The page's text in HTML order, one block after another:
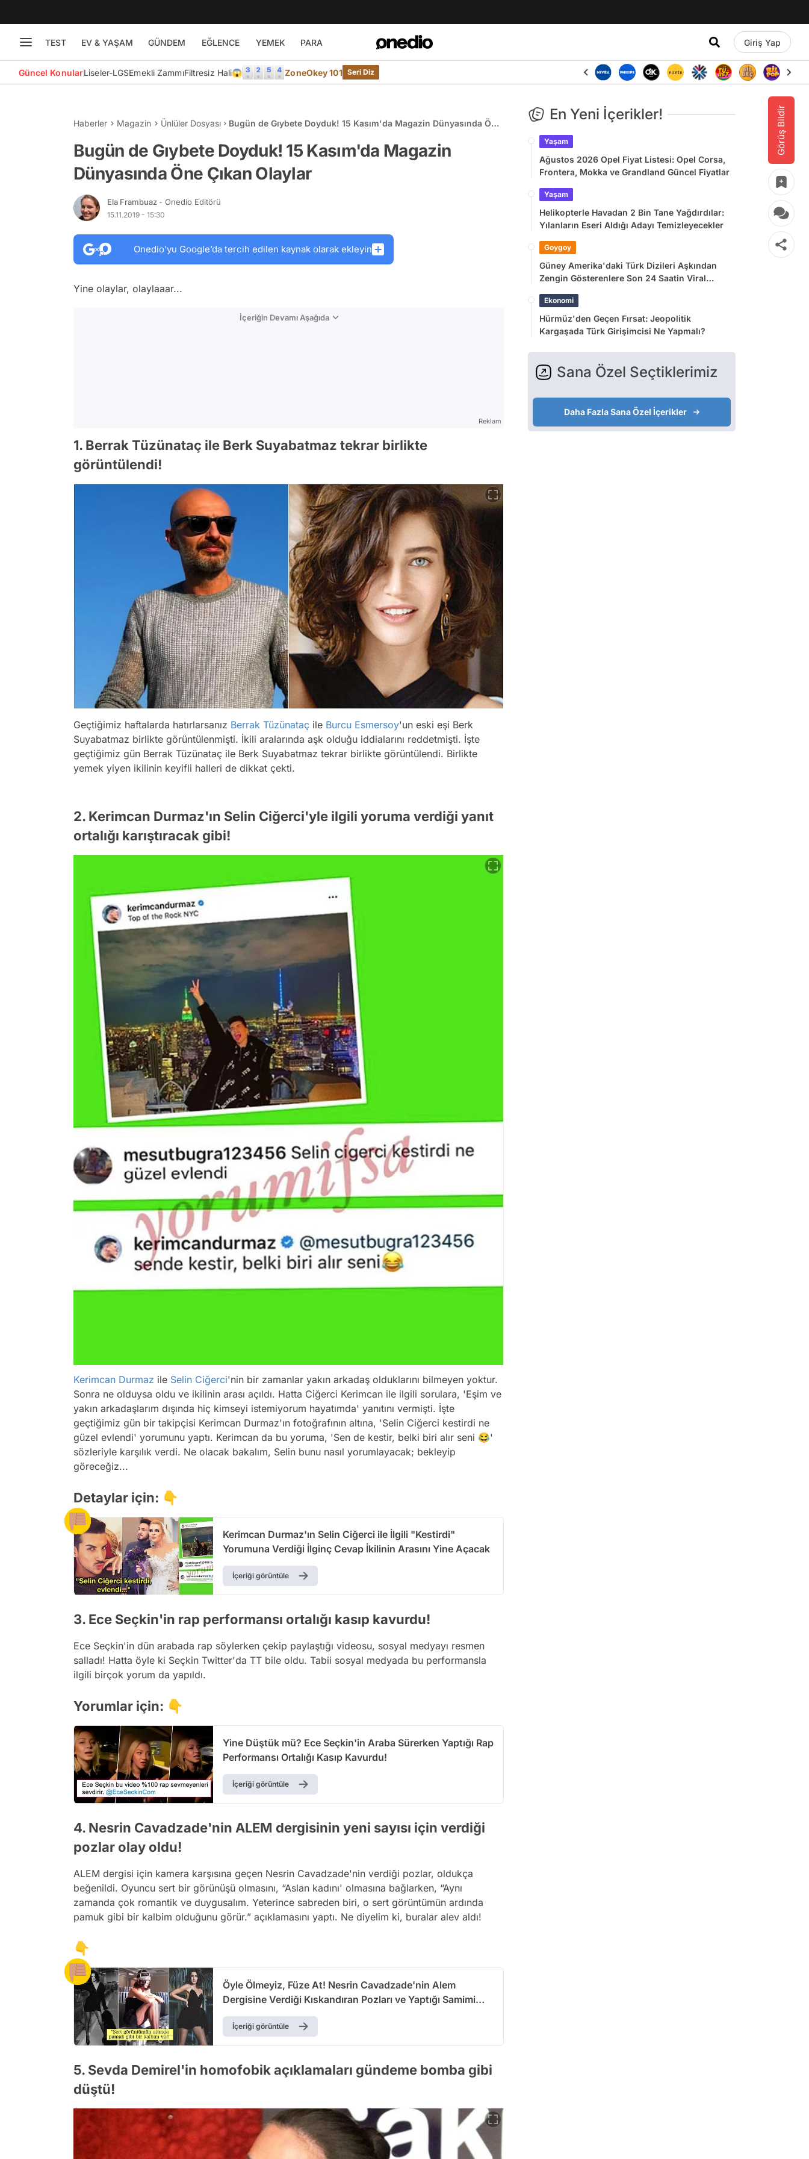
TEST EV & YAŞAM GÜNDEM EĞLENCE YEMEK PARA Giriş Yap
Güncel KonularLiseler-LGSEmekli ZammıFiltresiz Hali😱 ZoneOkey 101 Seri Diz
Görüş Bildir
Haberler Magazin Ünlüler Dosyası
Bugün de Gıybete Doyduk! 15 Kasım'da Magazin Dünyasında Öne
Bugün de Gıybete Doyduk! 15 Kasım'da Magazin
Dünyasında Öne Çıkan Olaylar
Ela Frambuaz - Onedio Editörü
15.11.2019 - 15:30
Onedio’yu Google’da tercih edilen kaynak olarak ekleyin
Yine olaylar, olaylaaar...
İçeriğin Devamı Aşağıda
Reklam
1. Berrak Tüzünataç ile Berk Suyabatmaz tekrar birlikte
görüntülendi!
Geçtiğimiz haftalarda hatırlarsanız Berrak Tüzünataç ile Burcu Esmersoy'un eski eşi Berk
Suyabatmaz birlikte görüntülenmişti. İkili aralarında aşk olduğu iddialarını reddetmişti. İşte
geçtiğimiz gün Berrak Tüzünataç ile Berk Suyabatmaz tekrar birlikte görüntülendi. Birlikte
yemek yiyen ikilinin keyifli halleri de dikkat çekti.
2. Kerimcan Durmaz'ın Selin Ciğerci'yle ilgili yoruma verdiği yanıt
ortalığı karıştıracak gibi!
Kerimcan Durmaz ile Selin Ciğerci'nin bir zamanlar yakın arkadaş olduklarını bilmeyen yoktur.
Sonra ne olduysa oldu ve ikilinin arası açıldı. Hatta Ciğerci Kerimcan ile ilgili sorulara, 'Eşim ve
yakın arkadaşlarım dışında hiç kimseyi istemiyorum hayatımda' yanıtını vermişti. İşte
geçtiğimiz gün bir takipçisi Kerimcan Durmaz'ın fotoğrafının altına, 'Selin Ciğerci kestirdi ne
güzel evlendi' yorumunu yaptı. Kerimcan da bu yoruma, 'Sen de kestir, belki biri alır seni 😂'
sözleriyle karşılık verdi. Ne olacak bakalım, Selin bunu nasıl yorumlayacak; bekleyip
göreceğiz...
Detaylar için: 👇
Kerimcan Durmaz'ın Selin Ciğerci ile İlgili "Kestirdi"
Yorumuna Verdiği İlginç Cevap İkilinin Arasını Yine Açacak
İçeriği görüntüle
3. Ece Seçkin'in rap performansı ortalığı kasıp kavurdu!
Ece Seçkin'in dün arabada rap söylerken çekip paylaştığı videosu, sosyal medyayı resmen
salladı! Hatta öyle ki Seçkin Twitter'da TT bile oldu. Tabii sosyal medyada bu performansla
ilgili birçok yorum da yapıldı.
Yorumlar için: 👇
Yine Düştük mü? Ece Seçkin'in Araba Sürerken Yaptığı Rap
Performansı Ortalığı Kasıp Kavurdu!
İçeriği görüntüle
4. Nesrin Cavadzade'nin ALEM dergisinin yeni sayısı için verdiği
pozlar olay oldu!
ALEM dergisi için kamera karşısına geçen Nesrin Cavadzade'nin verdiği pozlar, oldukça
beğenildi. Oyuncu sert bir görünüşü olmasını, “Aslan kadını' olmasına bağlarken, “Aynı
zamanda çok romantik ve duygusalım. Yeterince sabreden biri, o sert görüntümün ardında
pamuk gibi bir kalbim olduğunu görür.” açıklamasını yaptı. Ne diyelim ki, buralar alev aldı!
👇
Öyle Ölmeyiz, Füze At! Nesrin Cavadzade'nin Alem
Dergisine Verdiği Kıskandıran Pozları ve Yaptığı Samimi
Açıklamalar
İçeriği görüntüle
5. Sevda Demirel'in homofobik açıklamaları gündeme bomba gibi
düştü!
En Yeni İçerikler!
Yaşam
Ağustos 2026 Opel Fiyat Listesi: Opel Corsa,
Frontera, Mokka ve Grandland Güncel Fiyatlar
Yaşam
Helikopterle Havadan 2 Bin Tane Yağdırdılar:
Yılanların Eseri Aldığı Adayı Temizleyecekler
Goygoy
Güney Amerika'daki Türk Dizileri Aşkından
Zengin Gösterenlere Son 24 Saatin Viral
Ekonomi
Hürmüz'den Geçen Fırsat: Jeopolitik
Kargaşada Türk Girişimcisi Ne Yapmalı?
Sana Özel Seçtiklerimiz
Daha Fazla Sana Özel İçerikler